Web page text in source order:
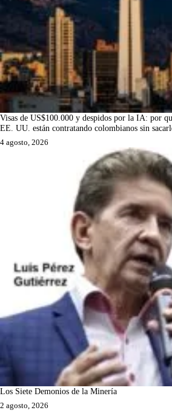
Visas de US$100.000 y despidos por la IA: por
EE. UU. están contratando colombianos sin
4 agosto, 2026
Los Siete Demonios de la Minería
2 agosto, 2026